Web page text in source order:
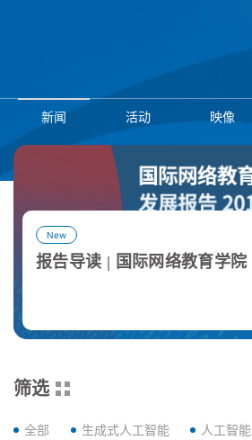
新闻 活动 映像
New
筛选
全部 生成式人工智能 人工智能